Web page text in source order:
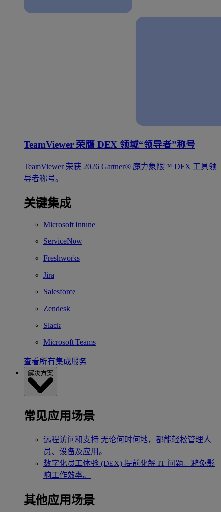
TeamViewer 荣膺 DEX 领域“领导者”称号
TeamViewer 荣获 2026 Gartner® 魔力象限™ DEX 工具领
导者称号。
关键集成
Microsoft Intune
ServiceNow
Freshworks
Jira
Salesforce
Zendesk
Slack
Microsoft Teams
查看所有集成服务
解决方案
常见应用场景
远程访问和支持 无论何时何地，都能轻松管理人
员、设备及应用。
数字化员工体验 (DEX) 提前化解 IT 问题，避免影
响工作效率。
其他应用场景